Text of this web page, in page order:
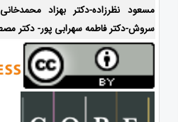
مسعود نظرزاده-دکتر بهزاد
سروش-دکتر فاطمه سهرابی پور- دکتر